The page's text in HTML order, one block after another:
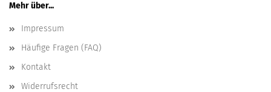
Mehr über...
Impressum
Häufige Fragen (FAQ)
Kontakt
Widerrufsrecht